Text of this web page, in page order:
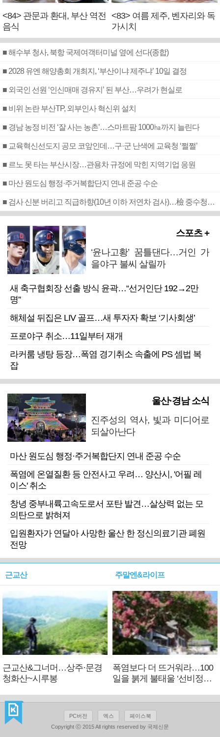
<84> 관문과 환대, 부산 역전
음식
<83> 여름 제주, 벤자리와 독
가시치
■ 해수부 청사, 북항 국제여객터미널 옆에 선다(종합)
■ 2028 유엔 해양총회 개최지, ‘부산이냐 제주냐’ 10일 결정
■ 외국인 선원 ‘인신매매 경유지’ 된 부산…우려가 현실로
■ 비위 논란 부산TP, 외부인사 혁신위 설치
■ 경남 농정 비전 ‘잘 사는 농촌’…스마트팜 1000㏊까지 늘린다
■ 교육혁신선도지 공모 코앞인데…구·군 난색에 교육청 ‘쩔쩔’
■ 르노 못 타는 부산시장…관용차 규정에 막힌 지역기업 응원
■ 마산 원도심 행정·주거복합단지 연내 준공 수순
■ 검사 신분 버리고 직급하향(10년 이하 저연차 검사)…檢 중수청행 기피
스포츠 +
‘윤나고황’ 꿈틀댄다…거인 가
을야구 불씨 살릴까
새 축구협회장 선출 방식 윤곽…“선거인단 192→2만
명”
해체설 뒤집은 LIV 골프…새 투자자 확보 ‘기사회생’
프로야구 취소…11일부터 재개
라커룸 냉탕 등장…폭염 경기취소 속출에 PS 셈법 복
잡
울산·경남 소식
진주성의 역사, 빛과 미디어로
되살아난다
마산 원도심 행정·주거복합단지 연내 준공 수순
폭염에 온열질환 등 안전사고 우려… 양산시, '어필 레
이스' 취소
창녕 중부내륙고속도로서 포탄 발견…살상력 없는 모
의탄으로 밝혀져
입원환자가 연달아 사망한 울산 한 정신의료기관 폐원
전망
근교산
근교산&그너머…상주·문경
청화산~시루봉
주말엔&라이프
폭염보다 더 뜨거워라…100
일을 붉게 불태울 ‘선비정신’
PC버전 엑스
페이스북
Copyright ⓒ 2015 All rights reserved by 국제신문